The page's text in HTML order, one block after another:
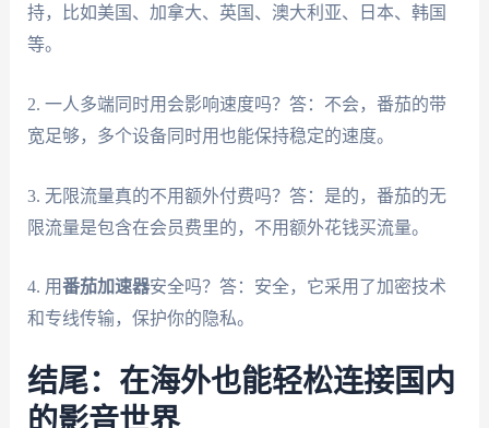
持，比如美国、加拿大、英国、澳大利亚、日本、韩国
等。
2. 一人多端同时用会影响速度吗？答：不会，番茄的带
宽足够，多个设备同时用也能保持稳定的速度。
3. 无限流量真的不用额外付费吗？答：是的，番茄的无
限流量是包含在会员费里的，不用额外花钱买流量。
4. 用番茄加速器安全吗？答：安全，它采用了加密技术
和专线传输，保护你的隐私。
结尾：在海外也能轻松连接国内
的影音世界